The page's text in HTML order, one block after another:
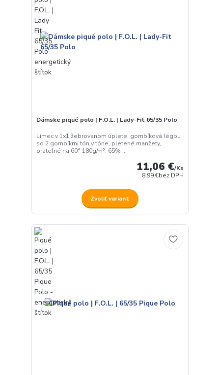
Dámske piqué polo | F.O.L. | Lady-Fit 65/35 Polo
Límec v 1x1 žebrovanom úplete, gombíková légou
so 2 gombíkmi tón v tóne, pletené manžety,
prateľné na 60° 180g/m², 65% ...
11,06 €/Ks
8,99 €bez DPH
Zvoliť variant